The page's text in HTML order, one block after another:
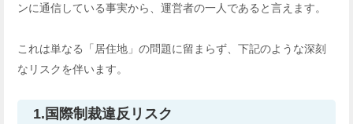
ンに通信している事実から、運営者の一人であると言えます。
これは単なる「居住地」の問題に留まらず、下記のような深刻
なリスクを伴います。
1.国際制裁違反リスク